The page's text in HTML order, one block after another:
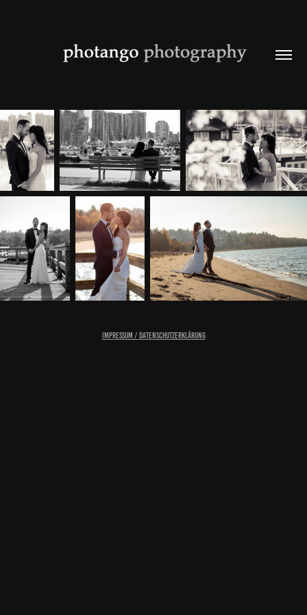
Impressum / Datenschutzerklärung